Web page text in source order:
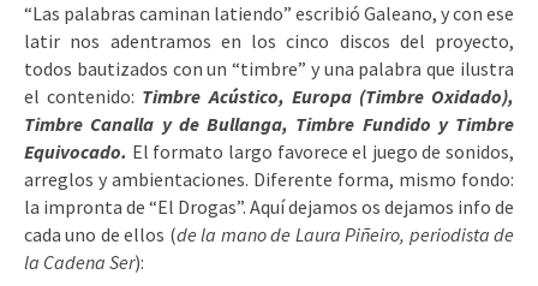
“Las palabras caminan latiendo” escribió Galeano, y con ese
latir nos adentramos en los cinco discos del proyecto,
todos bautizados con un “timbre” y una palabra que ilustra
el contenido: Timbre Acústico, Europa (Timbre Oxidado),
Timbre Canalla y de Bullanga, Timbre Fundido y Timbre
Equivocado. El formato largo favorece el juego de sonidos,
arreglos y ambientaciones. Diferente forma, mismo fondo:
la impronta de “El Drogas”. Aquí dejamos os dejamos info de
cada uno de ellos (de la mano de Laura Piñeiro, periodista de
la Cadena Ser):